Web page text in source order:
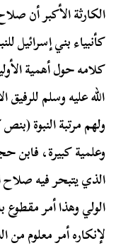
الكارثة الأكبر أن
كأنبياء بني إسرائيل
كلامه حول أهمية
الله عليه وسلم
ولهم مرتبة النبوة
وعلمية كبيرة، فابن
الذي يتبحر فيه
الولي وهذا أمر
لإنكاره أمر معلوم من